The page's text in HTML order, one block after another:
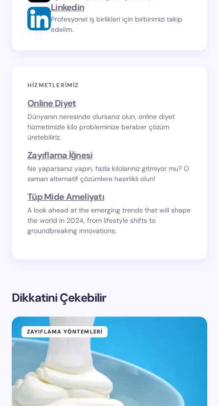
Linkedin
Profesyonel iş birlikleri için birbirimizi takip
edelim.
HIZMETLERIMIZ
Online Diyet
Dünyanın neresinde olursanız olun, online diyet
hizmetimizle kilo probleminize beraber çözüm
üretebiliriz.
Zayıflama İğnesi
Ne yaparsanız yapın, fazla kilolarınız gitmiyor mu? O
zaman alternatif çözümlere hazırlıklı olun!
Tüp Mide Ameliyatı
A look ahead at the emerging trends that will shape
the world in 2024, from lifestyle shifts to
groundbreaking innovations.
Dikkatini Çekebilir
ZAYIFLAMA YÖNTEMLERI